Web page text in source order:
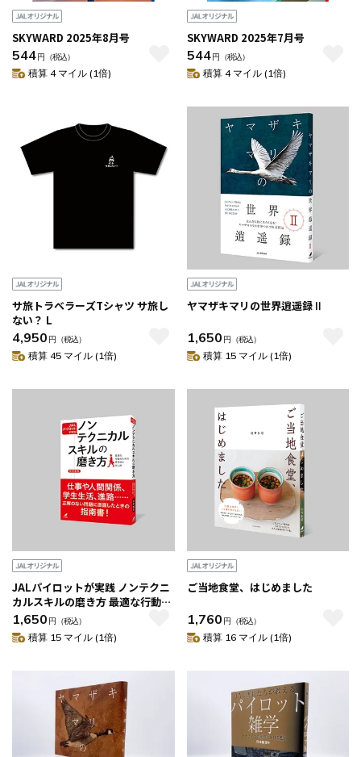
SKYWARD 2025年8月号
544円 （税込）
積算 4 マイル (1倍)
SKYWARD 2025年7月号
544円 （税込）
積算 4 マイル (1倍)
サ旅トラベラーズTシャツ サ旅し
ない？ L
4,950 円 （税込）
積算 45 マイル (1倍)
ヤマザキマリの世界逍遥録Ⅱ
1,650 円 （税込）
積算 15 マイル (1倍)
JALパイロットが実践 ノンテクニ
カルスキルの磨き方 最適な行動の
ための思考術と対人術
1,650 円 （税込）
積算 15 マイル (1倍)
ご当地食堂、はじめました
1,760 円 （税込）
積算 16 マイル (1倍)